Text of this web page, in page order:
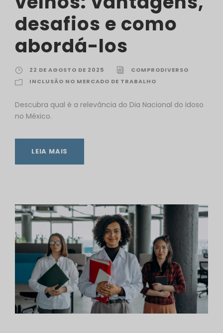
desafios e como
abordá-los
22 DE AGOSTO DE 2025
COMPRODIVERSO
INCLUSÃO NO MERCADO DE TRABALHO
Descubra qual é a relevância do Dia Nacional do Idoso
no México.
LEIA MAIS